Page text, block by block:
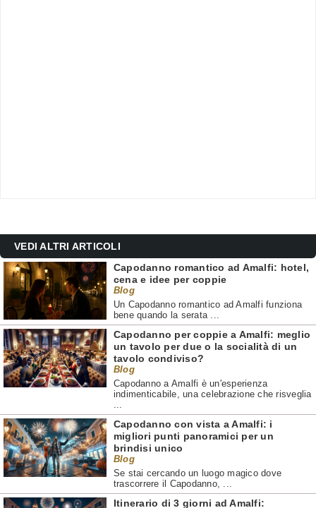
VEDI ALTRI ARTICOLI
Capodanno romantico ad Amalfi: hotel,
cena e idee per coppie
Blog
Un Capodanno romantico ad Amalfi funziona
bene quando la serata ...
Capodanno per coppie a Amalfi: meglio
un tavolo per due o la socialità di un
tavolo condiviso?
Blog
Capodanno a Amalfi è un'esperienza
indimenticabile, una celebrazione che risveglia
...
Capodanno con vista a Amalfi: i
migliori punti panoramici per un
brindisi unico
Blog
Se stai cercando un luogo magico dove
trascorrere il Capodanno, ...
Itinerario di 3 giorni ad Amalfi: